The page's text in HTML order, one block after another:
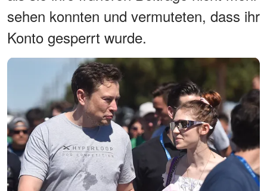
sehen konnten und vermuteten, dass ihr
Konto gesperrt wurde.